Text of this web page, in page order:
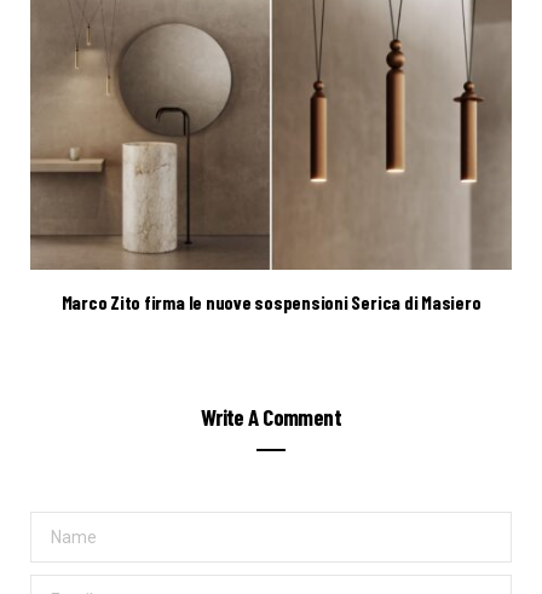
Marco Zito firma le nuove sospensioni Serica di Masiero
Write A Comment